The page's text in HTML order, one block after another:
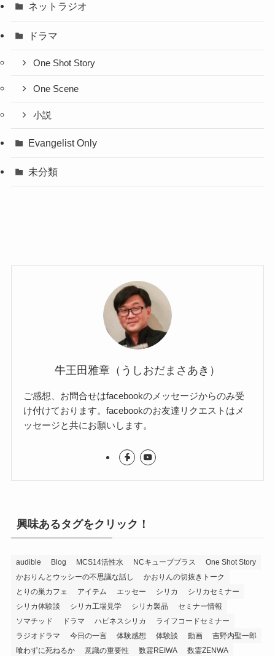
ネットラジオ
ドラマ
One Shot Story
One Scene
小説
Evangelist Only
未分類
牛王田雅章（うしおだまさあき）
ご感想、お問合せはfacebookのメッセージからのみ受
け付けております。facebookのお友達リクエストはメ
ッセージと共にお願いします。
興味あるタグをクリック！
audible Blog MCS14活性水 NCキューブプラス
One Shot Story
かおりんとウッシーの不思議な話し
かおりんの切抜きトーク
とりの巣カフェ
アイテム エッセー シリカ
シリカセミナー
シリカ体験談
シリカ工場見学 シリカ製品
セミナー情報
ソマチッド
ドラマ ハピネスシリカ
ライフコードセミナー
ラジオドラマ
今日の一言 体験感想 体験談 動画
吉野内聖一郎
喰わずに死ねるか
意識の重要性 数霊REIWA 数霊ZENWA